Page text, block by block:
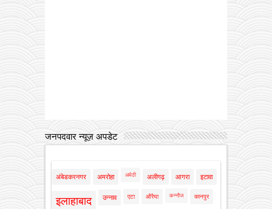
जनपदवार न्यूज़ अपडेट
अंबेडकरनगर अमरोहा अमेठी अलीगढ़ आगरा इटावा
इलाहाबाद उन्नाव एटा औरैया कन्नौज कानपुर